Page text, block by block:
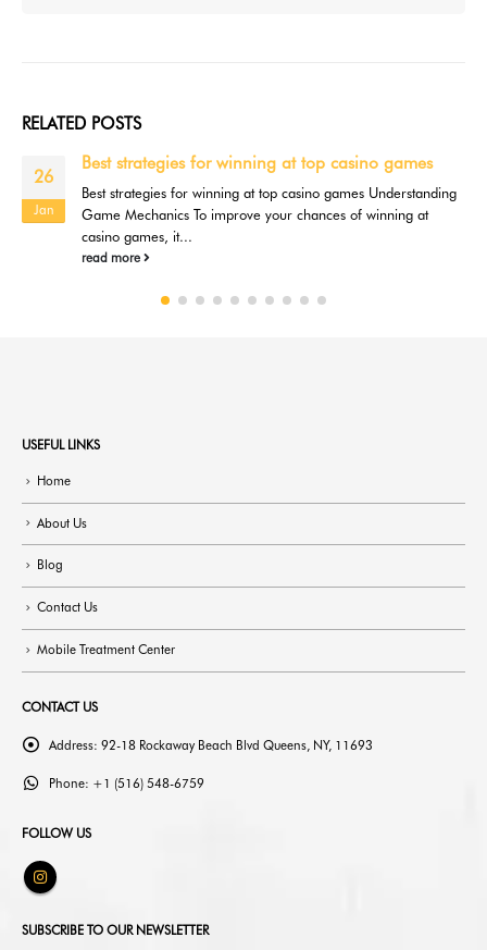
RELATED POSTS
10
Feb
Soziale Aspekte beim Glücksspiel Wie Lizaro
casino das Spielverhalten beeinflusst
Soziale Aspekte beim Glücksspiel Wie Lizaro casino das
Spielverhalten beeinflusst Die Rolle der sozialen Interaktion im
Glücksspiel Glücksspiel ist nicht nur...
USEFUL LINKS
Home
About Us
Blog
Contact Us
Mobile Treatment Center
CONTACT US
Address: 92-18 Rockaway Beach Blvd Queens, NY, 11693
Phone: +1 (516) 548-6759
FOLLOW US
SUBSCRIBE TO OUR NEWSLETTER